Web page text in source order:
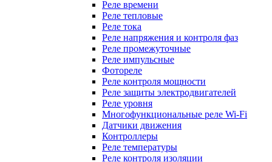
Реле времени
Реле тепловые
Реле тока
Реле напряжения и контроля фаз
Реле промежуточные
Реле импульсные
Фотореле
Реле контроля мощности
Реле защиты электродвигателей
Реле уровня
Многофункциональные реле Wi-Fi
Датчики движения
Контроллеры
Реле температуры
Реле контроля изоляции